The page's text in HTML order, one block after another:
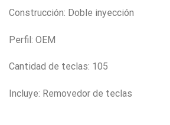
Construcción: Doble inyección
Perfil: OEM
Cantidad de teclas: 105
Incluye: Removedor de teclas